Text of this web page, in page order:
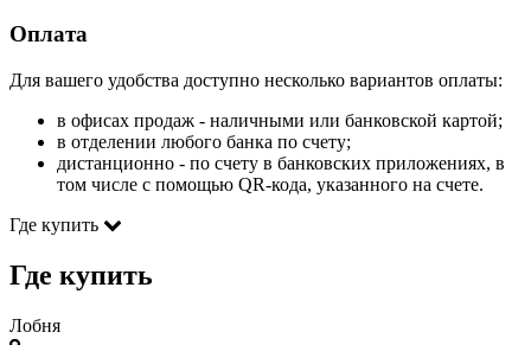
Оплата
Для вашего удобства доступно несколько вариантов оплаты:
в офисах продаж - наличными или банковской картой;
в отделении любого банка по счету;
дистанционно - по счету в банковских приложениях, в
том числе с помощью QR-кода, указанного на счете.
Где купить
Где купить
Лобня